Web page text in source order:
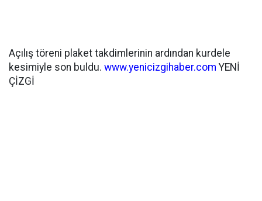
Açılış töreni plaket takdimlerinin ardından kurdele
kesimiyle son buldu. www.yenicizgihaber.com YENİ
ÇİZGİ